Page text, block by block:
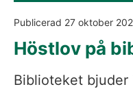
Publicerad 27 oktober
Höstlov på
Biblioteket bjuder